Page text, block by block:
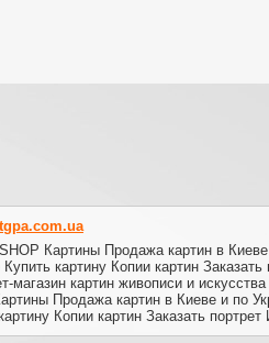
Картины Продажа картин в
Купить картину Копии картин Заказать
магазин картин живописи и
Продажа картин в Киеве и по
Копии картин Заказать портрет